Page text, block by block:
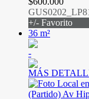
+/- Favorito
36 m²
-
MÁS